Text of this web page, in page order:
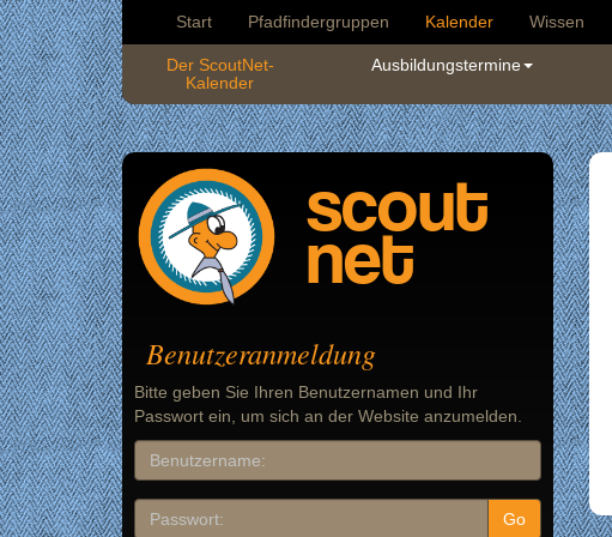
Start Pfadfindergruppen Kalender Wissen
Der ScoutNet-
Kalender
Ausbildungstermine
scout
net
Benutzeranmeldung
Bitte geben Sie Ihren Benutzernamen und Ihr
Passwort ein, um sich an der Website anzumelden.